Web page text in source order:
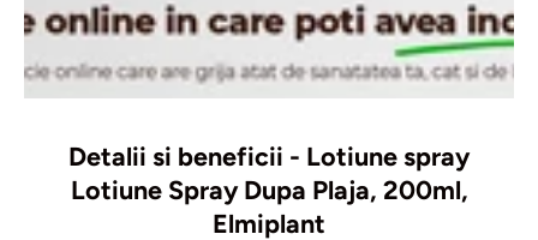
Detalii si beneficii - Lotiune spray
Lotiune Spray Dupa Plaja, 200ml,
Elmiplant